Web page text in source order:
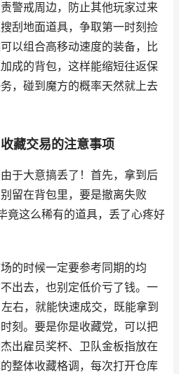
警戒周边，防止其他玩家过来
刮地面道具，争取第一时刻捡
以组合高移动速度的装备，比
成的背包，这样能缩短往返保
，碰到魔方的概率天然就上去
藏交易的注意事项
于大意搞丢了！首先，拿到后
留在背包里，要是撤离失败
这么稀有的道具，丢了心疼好
的时候一定要参考同期的均
出去，也别定低价亏了钱。一
右，就能快速成交，既能拿到
刻。要是你是收藏党，可以把
出雇员奖杯、卫队金板指放在
整体收藏格调，每次打开仓库